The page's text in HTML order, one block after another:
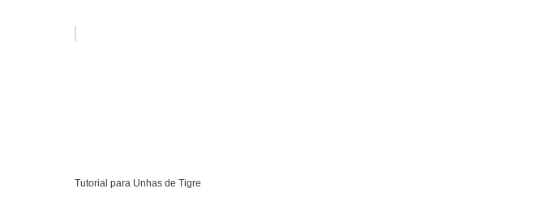
Tutorial para Unhas de Tigre